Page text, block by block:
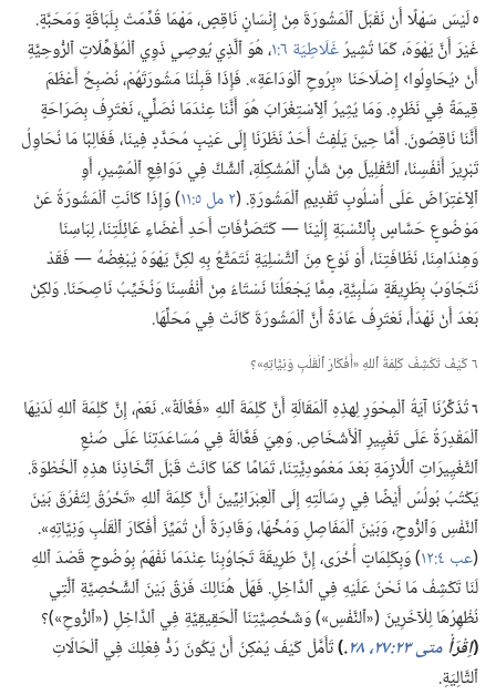
٥لَيْسَ سَهْلًا أَنْ نَقْبَلَ ٱلْمَشُورَةَ مِنْ إِنْسَانٍ نَاقِصٍ،‏ مَهْمَا قُدِّمَتْ بِلَبَاقَةٍ وَمَحَبَّةٍ.‏
غَيْرَ أَنَّ يَهْوَهَ،‏ كَمَا تُشِيرُغَلَاطِيَة ٦:‏١ ‏،‏ هُوَ ٱلَّذِييُوصِيذَوِي ٱلْمُؤَهِّلَاتِ ٱلرُّوحِيَّةِ
أَنْ ‹يُحَاوِلُوا› إِصْلَاحَنَا «بِرُوحِ ٱلْوَدَاعَةِ».‏ فَإِذَا قَبِلْنَا مَشُورَتَهُمْ،‏ نُصْبِحُ أَعْظَمَ
قِيمَةً فِي نَظَرِهِ.‏ وَمَا يُثِيرُ ٱلِٱسْتِغْرَابَ هُوَ أَنَّنَا عِنْدَمَا نُصَلِّي،‏ نَعْتَرِفُ بِصَرَاحَةٍ
أَنَّنَا نَاقِصُونَ.‏ أَمَّا حِينَ يَلْفِتُ أَحَدٌ نَظَرَنَا إِلَى عَيْبٍ مُحَدَّدٍ فِينَا،‏ فَغَالِبًا مَا نُحَاوِلُ
تَبْرِيرَ أَنْفُسِنَا،‏ ٱلتَّقْلِيلَ مِنْ شَأْنِ ٱلْمُشْكِلَةِ،‏ ٱلشَّكَّ فِي دَوَافِعِ ٱلْمُشِيرِ،‏ أَوِ
ٱلِٱعْتِرَاضَ عَلَى أُسْلُوبِ تَقْدِيمِ ٱلْمَشُورَةِ.‏ (‏٢ مل ٥:‏١١
‏)‏ وَإِذَا كَانَتِ ٱلْمَشُورَةُ عَنْ
مَوْضُوعٍ حَسَّاسٍ بِٱلنِّسْبَةِ إِلَيْنَا —‏ كَتَصَرُّفَاتِ أَحَدِ أَعْضَاءِ عَائِلَتِنَا،‏ لِبَاسِنَا
وَهِنْدَامِنَا،‏ نَظَافَتِنَا،‏ أَوْ نَوْعٍ مِنَ ٱلتَّسْلِيَةِ نَتَمَتَّعُ بِهِ لكِنَّ يَهْوَهَ يُبْغِضُهُ —‏ فَقَدْ
نَتَجَاوَبُ بِطَرِيقَةٍ سَلْبِيَّةٍ،‏ مِمَّا يَجْعَلُنَا نَسْتَاءُ مِنْ أَنْفُسِنَا وَنُخَيِّبُ نَاصِحَنَا.‏ وَلكِنْ
بَعْدَ أَنْ نَهْدَأَ،‏ نَعْتَرِفُ عَادَةً أَنَّ ٱلْمَشُورَةَ كَانَتْ فِي مَحَلِّهَا.‏
٦ كَيْفَ تَكْشِفُ كَلِمَةُ ٱللهِ «أَفْكَارَ ٱلْقَلْبِ وَنِيَّاتِهِ»؟‏
٦تُذَكِّرُنَا آيَةُ ٱلْمِحْوَرِ لِهذِهِ ٱلْمَقَالَةِ أَنَّ كَلِمَةَ ٱللهِ «فَعَّالَةٌ».‏ نَعَمْ،‏ إِنَّ كَلِمَةَ ٱللهِ لَدَيْهَا
ٱلْمَقْدِرَةُ عَلَى تَغْيِيرِ ٱلْأَشْخَاصِ.‏ وَهِيَ فَعَّالَةٌ فِي مُسَاعَدَتِنَا عَلَى صُنْعِ
ٱلتَّغْيِيرَاتِ ٱللَّازِمَةِ بَعْدَ مَعْمُودِيَّتِنَا،‏ تَمَامًا كَمَا كَانَتْ قَبْلَ ٱتِّخَاذِنَا هذِهِ ٱلْخُطْوَةَ.‏
يَكْتُبُ بُولُسُ أَيْضًا فِي رِسَالَتِهِ إِلَى ٱلْعِبْرَانِيِّينَ أَنَّ كَلِمَةَ ٱللهِ «تَخْرُقُ لِتَفْرُقَ بَيْنَ
ٱلنَّفْسِ وَٱلرُّوحِ،‏ وَبَيْنَ ٱلْمَفَاصِلِ وَمُخِّهَا،‏ وَقَادِرَةٌ أَنْ تُمَيِّزَ أَفْكَارَ ٱلْقَلْبِ وَنِيَّاتِهِ».‏
(‏عب ٤:‏١٢
‏)‏ وَبِكَلِمَاتٍ أُخْرَى،‏ إِنَّ طَرِيقَةَ تَجَاوُبِنَا عِنْدَمَا نَفْهَمُ بِوُضُوحٍ قَصْدَ ٱللهِ
لَنَا تَكْشِفُ مَا نَحْنُ عَلَيْهِ فِي ٱلدَّاخِلِ.‏ فَهَلْ هُنَالِكَ فَرْقٌ بَيْنَ ٱلشَّخْصِيَّةِ ٱلَّتِي
نُظْهِرُهَا لِلْآخَرِينَ (‏«ٱلنَّفْسِ»)‏ وَشَخْصِيَّتِنَا ٱلْحَقِيقِيَّةِ فِي ٱلدَّاخِلِ (‏«ٱلرُّوحِ»)‏؟‏
‏(‏اِقْرَأْ متى ٢٣:‏٢٧،‏ ٢٨ ‏.‏
‏)‏تَأَمَّلْ كَيْفَ يُمْكِنُ أَنْ يَكُونَ رَدُّ فِعْلِكَ فِي ٱلْحَالَاتِ
ٱلتَّالِيَةِ.‏